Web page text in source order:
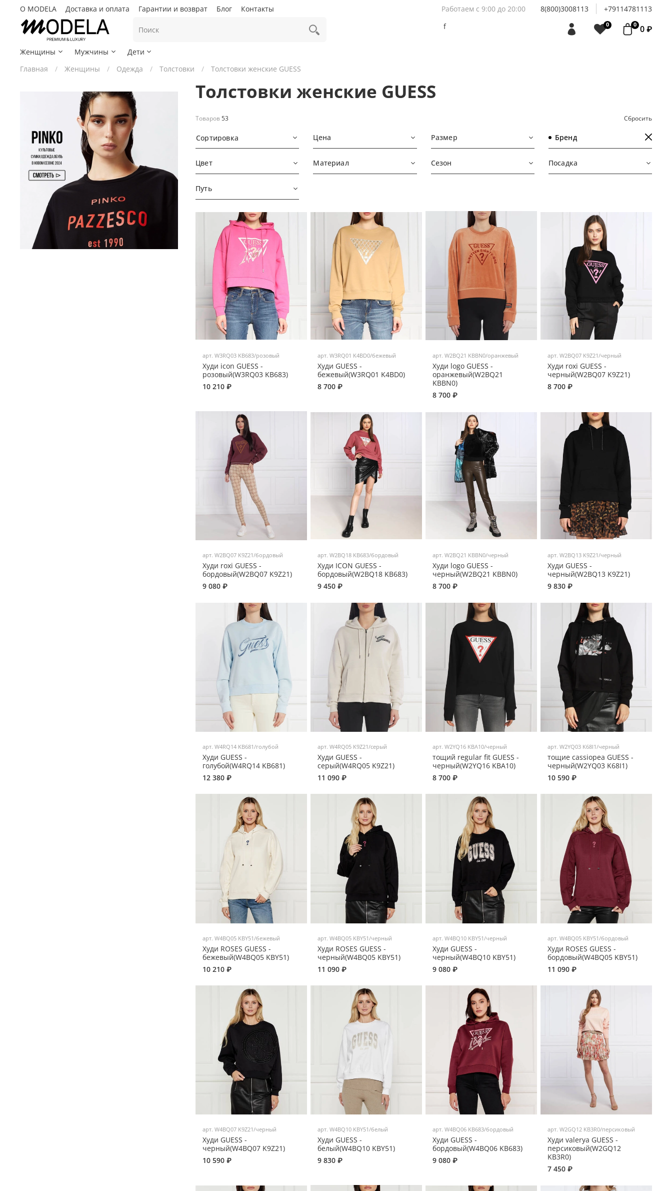
О MODELA Доставка и оплата Гарантии и возврат Блог Контакты Работаем с 9:00 до 20:00 8(800)3008113
+79114781113
f
0 0 0 ₽
Женщины Мужчины
Дети
Главная
Женщины Одежда Толстовки Толстовки женские GUESS
Толстовки женские GUESS
Товаров53 Сбросить
Сортировка Цена Размер Бренд
Цвет Материал Сезон Посадка
Путь
арт.W3RQ03 KB683/розовый
Худи icon GUESS -
розовый(W3RQ03 KB683)
10 210 ₽
арт.W3RQ01 K4BD0/бежевый
Худи GUESS -
бежевый(W3RQ01 K4BD0)
8 700 ₽
арт.W2BQ21 KBBN0/оранжевый
Худи logo GUESS -
оранжевый(W2BQ21
KBBN0)
8 700 ₽
арт. W2BQ07 K9Z21/черный
Худи roxi GUESS -
черный(W2BQ07 K9Z21)
8 700 ₽
арт.W2BQ07 K9Z21/бордовый
Худи roxi GUESS -
бордовый(W2BQ07 K9Z21)
9 080 ₽
арт.W2BQ18 KB683/бордовый
Худи ICON GUESS -
бордовый(W2BQ18 KB683)
9 450 ₽
арт.W2BQ21 KBBN0/черный
Худи logo GUESS -
черный(W2BQ21 KBBN0)
8 700 ₽
арт. W2BQ13 K9Z21/черный
Худи GUESS -
черный(W2BQ13 K9Z21)
9 830 ₽
арт.W4RQ14 KB681/голубой
Худи GUESS -
голубой(W4RQ14 KB681)
12 380 ₽
арт.W4RQ05 K9Z21/серый
Худи GUESS -
серый(W4RQ05 K9Z21)
11 090 ₽
арт.W2YQ16 KBA10/черный
тощий regular fit GUESS -
черный(W2YQ16 KBA10)
8 700 ₽
арт. W2YQ03 K68I1/черный
тощие cassiopea GUESS -
черный(W2YQ03 K68I1)
10 590 ₽
арт.W4BQ05 KBY51/бежевый
Худи ROSES GUESS -
бежевый(W4BQ05 KBY51)
10 210 ₽
арт.W4BQ05 KBY51/черный
Худи ROSES GUESS -
черный(W4BQ05 KBY51)
11 090 ₽
арт.W4BQ10 KBY51/черный
Худи GUESS -
черный(W4BQ10 KBY51)
9 080 ₽
арт. W4BQ05 KBY51/бордовый
Худи ROSES GUESS -
бордовый(W4BQ05 KBY51)
11 090 ₽
арт.W4BQ07 K9Z21/черный
Худи GUESS -
черный(W4BQ07 K9Z21)
10 590 ₽
арт.W4BQ10 KBY51/белый
Худи GUESS -
белый(W4BQ10 KBY51)
9 830 ₽
арт.W4BQ06 KB683/бордовый
Худи GUESS -
бордовый(W4BQ06 KB683)
9 080 ₽
арт. W2GQ12 KB3R0/персиковый
Худи valerya GUESS -
персиковый(W2GQ12
KB3R0)
7 450 ₽